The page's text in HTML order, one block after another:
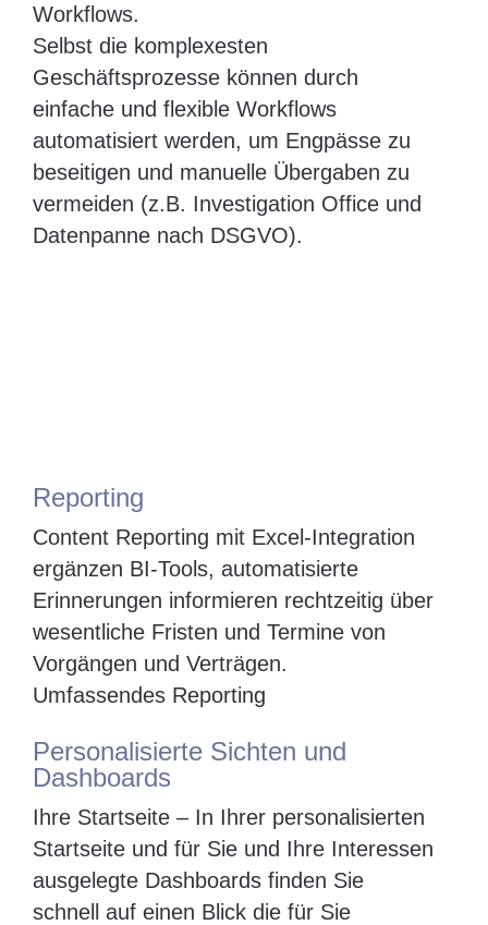
Workflows.
Selbst die komplexesten
Geschäftsprozesse können durch
einfache und flexible Workflows
automatisiert werden, um Engpässe zu
beseitigen und manuelle Übergaben zu
vermeiden (z.B. Investigation Office und
Datenpanne nach DSGVO).
Reporting
Content Reporting mit Excel-Integration
ergänzen BI-Tools, automatisierte
Erinnerungen informieren rechtzeitig über
wesentliche Fristen und Termine von
Vorgängen und Verträgen.
Umfassendes Reporting
Personalisierte Sichten und
Dashboards
Ihre Startseite – In Ihrer personalisierten
Startseite und für Sie und Ihre Interessen
ausgelegte Dashboards finden Sie
schnell auf einen Blick die für Sie